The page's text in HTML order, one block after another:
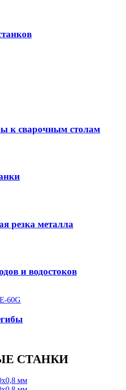
к сварочным столам
резка металла
и водостоков
СТАНКИ